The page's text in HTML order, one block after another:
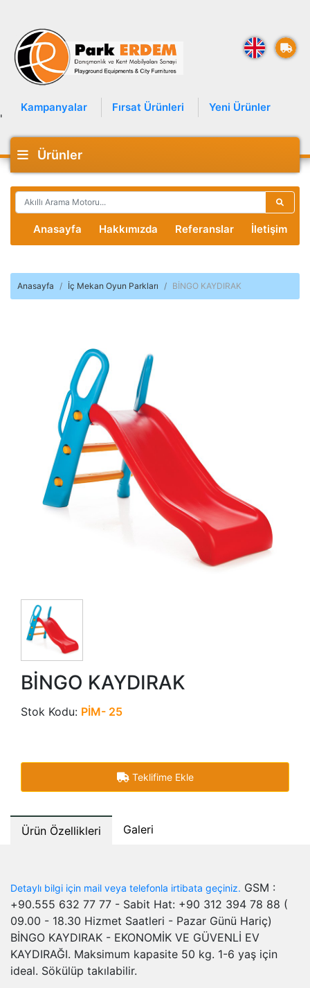
Kampanyalar Fırsat Ürünleri Yeni Ürünler
'
Ürünler
Anasayfa Hakkımızda Referanslar İletişim
Anasayfa İç Mekan Oyun Parkları BİNGO KAYDIRAK
BİNGO KAYDIRAK
Stok Kodu: PİM- 25
Teklifime Ekle
Ürün Özellikleri Galeri
Detaylı bilgi için mail veya telefonla irtibata geçiniz. GSM :
+90.555 632 77 77 - Sabit Hat: +90 312 394 78 88 (
09.00 - 18.30 Hizmet Saatleri - Pazar Günü Hariç)
BİNGO KAYDIRAK - EKONOMİK VE GÜVENLİ EV
KAYDIRAĞI. Maksimum kapasite 50 kg. 1-6 yaş için
ideal. Sökülüp takılabilir.